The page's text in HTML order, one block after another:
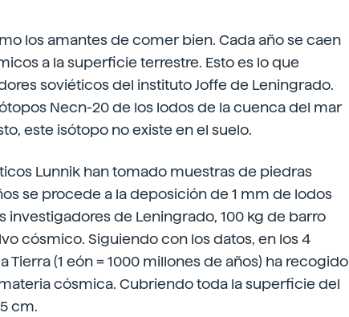
los amantes de comer bien. Cada año se caen
a la superficie terrestre. Esto es lo que
soviéticos del instituto Joffe de Leningrado.
Necn-20 de los lodos de la cuenca del mar
este isótopo no existe en el suelo.
Lunnik han tomado muestras de piedras
se procede a la deposición de 1 mm de lodos
investigadores de Leningrado, 100 kg de barro
cósmico. Siguiendo con los datos, en los 4
(1 eón = 1000 millones de años) ha recogido
cósmica. Cubriendo toda la superficie del
cm.